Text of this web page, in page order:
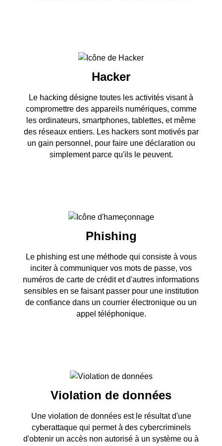
Hacker
Le hacking désigne toutes les activités visant à
compromettre des appareils numériques, comme
les ordinateurs, smartphones, tablettes, et même
des réseaux entiers. Les hackers sont motivés par
un gain personnel, pour faire une déclaration ou
simplement parce qu'ils le peuvent.
Phishing
Le phishing est une méthode qui consiste à vous
inciter à communiquer vos mots de passe, vos
numéros de carte de crédit et d'autres informations
sensibles en se faisant passer pour une institution
de confiance dans un courrier électronique ou un
appel téléphonique.
Violation de données
Une violation de données est le résultat d'une
cyberattaque qui permet à des cybercriminels
d'obtenir un accès non autorisé à un système ou à